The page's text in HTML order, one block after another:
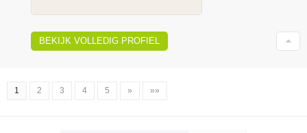
BEKIJK VOLLEDIG PROFIEL
1 2 3 4 5 » »»